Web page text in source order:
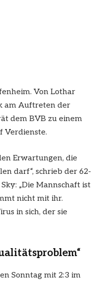
Von Lothar
am Auftreten der
dem BVB zu einem
Verdienste.
Erwartungen, die
darf“, schrieb der 62-
„Die Mannschaft ist
nicht mit ihr.
in sich, der sie
Sonntag mit 2:3 im